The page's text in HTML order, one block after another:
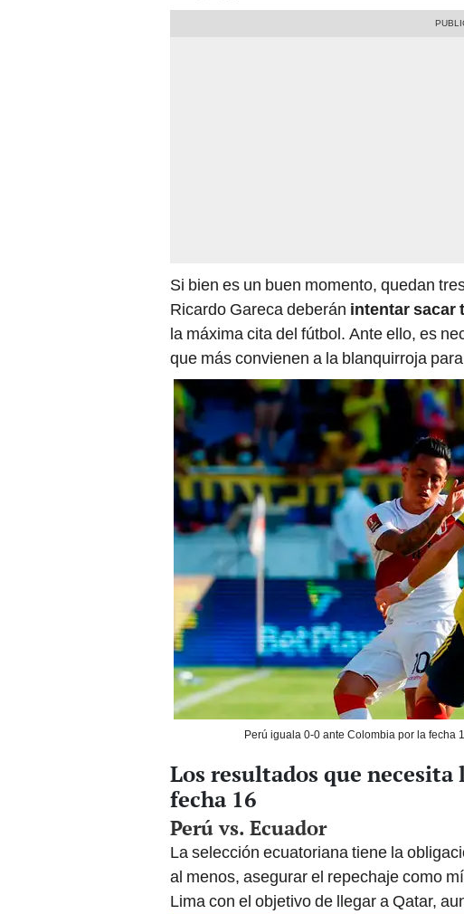
Si bien es un buen momento, quedan
Ricardo Gareca deberán intentar sacar
la máxima cita del fútbol. Ante ello, es
que más convienen a la blanquirroja
Perú iguala 0-0 ante Colombia por la fecha
Los resultados que
fecha 16
Perú vs. Ecuador
La selección ecuatoriana tiene la
al menos, asegurar el repechaje como
Lima con el objetivo de llegar a Qatar,